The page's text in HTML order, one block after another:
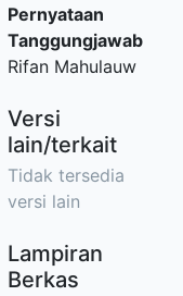
Pernyataan
Tanggungjawab
Rifan Mahulauw
Versi
lain/terkait
Tidak tersedia
versi lain
Lampiran
Berkas